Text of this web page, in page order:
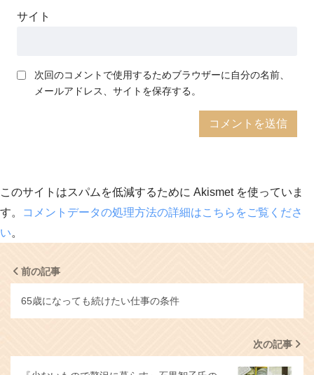
サイト
次回のコメントで使用するためブラウザーに自分の名前、
メールアドレス、サイトを保存する。
このサイトはスパムを低減するために Akismet を使っていま
す。
コメントデータの処理方法の詳細はこちらをご覧くださ
い。
前の記事
65歳になっても続けたい仕事の条件
次の記事